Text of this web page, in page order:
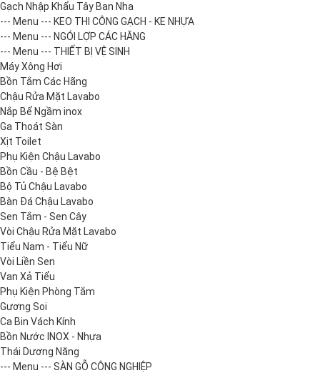
Gạch Nhập Khẩu Tây Ban Nha
--- Menu --- KEO THI CÔNG GẠCH - KE NHỰA
--- Menu --- NGÓI LỢP CÁC HÃNG
--- Menu --- THIẾT BỊ VỆ SINH
Máy Xông Hơi
Bồn Tắm Các Hãng
Chậu Rửa Mặt Lavabo
Nắp Bể Ngầm inox
Ga Thoát Sàn
Xịt Toilet
Phụ Kiện Chậu Lavabo
Bồn Cầu - Bệ Bệt
Bộ Tủ Chậu Lavabo
Bàn Đá Chậu Lavabo
Sen Tắm - Sen Cây
Vòi Chậu Rửa Mặt Lavabo
Tiểu Nam - Tiểu Nữ
Vòi Liền Sen
Van Xả Tiểu
Phụ Kiện Phòng Tắm
Gương Soi
Ca Bin Vách Kính
Bồn Nước INOX - Nhựa
Thái Dương Năng
--- Menu --- SÀN GỖ CÔNG NGHIỆP